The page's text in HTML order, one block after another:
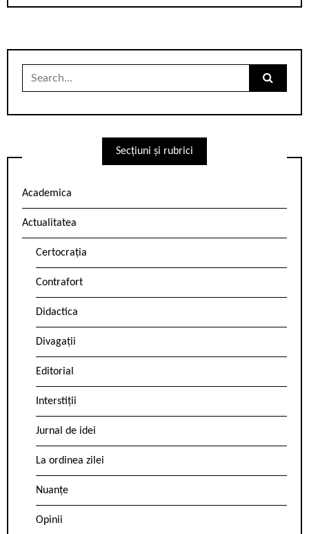
Search
Secțiuni și rubrici
Academica
Actualitatea
Certocrația
Contrafort
Didactica
Divagații
Editorial
Interstiții
Jurnal de idei
La ordinea zilei
Nuanțe
Opinii